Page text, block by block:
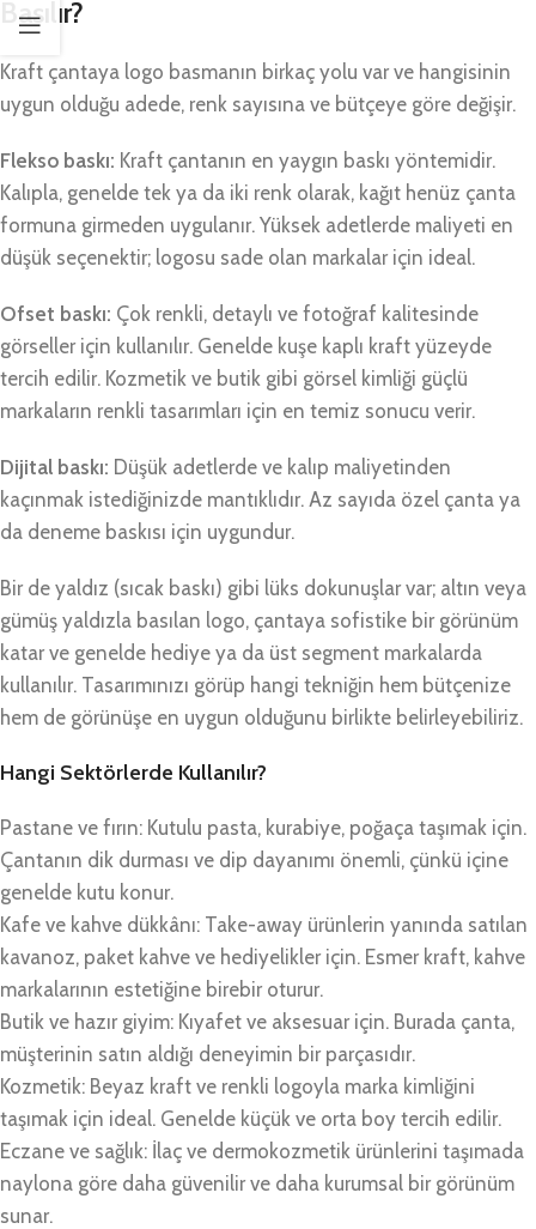
Basılır?
Kraft çantaya logo basmanın birkaç yolu var ve hangisinin
uygun olduğu adede, renk sayısına ve bütçeye göre değişir.
Flekso baskı: Kraft çantanın en yaygın baskı yöntemidir.
Kalıpla, genelde tek ya da iki renk olarak, kağıt henüz çanta
formuna girmeden uygulanır. Yüksek adetlerde maliyeti en
düşük seçenektir; logosu sade olan markalar için ideal.
Ofset baskı: Çok renkli, detaylı ve fotoğraf kalitesinde
görseller için kullanılır. Genelde kuşe kaplı kraft yüzeyde
tercih edilir. Kozmetik ve butik gibi görsel kimliği güçlü
markaların renkli tasarımları için en temiz sonucu verir.
Dijital baskı: Düşük adetlerde ve kalıp maliyetinden
kaçınmak istediğinizde mantıklıdır. Az sayıda özel çanta ya
da deneme baskısı için uygundur.
Bir de yaldız (sıcak baskı) gibi lüks dokunuşlar var; altın veya
gümüş yaldızla basılan logo, çantaya sofistike bir görünüm
katar ve genelde hediye ya da üst segment markalarda
kullanılır. Tasarımınızı görüp hangi tekniğin hem bütçenize
hem de görünüşe en uygun olduğunu birlikte belirleyebiliriz.
Hangi Sektörlerde Kullanılır?
Pastane ve fırın: Kutulu pasta, kurabiye, poğaça taşımak için.
Çantanın dik durması ve dip dayanımı önemli, çünkü içine
genelde kutu konur.
Kafe ve kahve dükkânı: Take-away ürünlerin yanında satılan
kavanoz, paket kahve ve hediyelikler için. Esmer kraft, kahve
markalarının estetiğine birebir oturur.
Butik ve hazır giyim: Kıyafet ve aksesuar için. Burada çanta,
müşterinin satın aldığı deneyimin bir parçasıdır.
Kozmetik: Beyaz kraft ve renkli logoyla marka kimliğini
taşımak için ideal. Genelde küçük ve orta boy tercih edilir.
Eczane ve sağlık: İlaç ve dermokozmetik ürünlerini taşımada
naylona göre daha güvenilir ve daha kurumsal bir görünüm
sunar.